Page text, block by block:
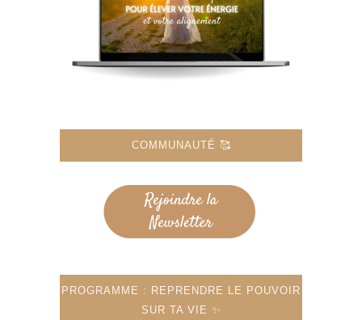
COMMUNAUTÉ 🥰
PROGRAMME : REPRENDRE LE POUVOIR
SUR TA VIE ✨